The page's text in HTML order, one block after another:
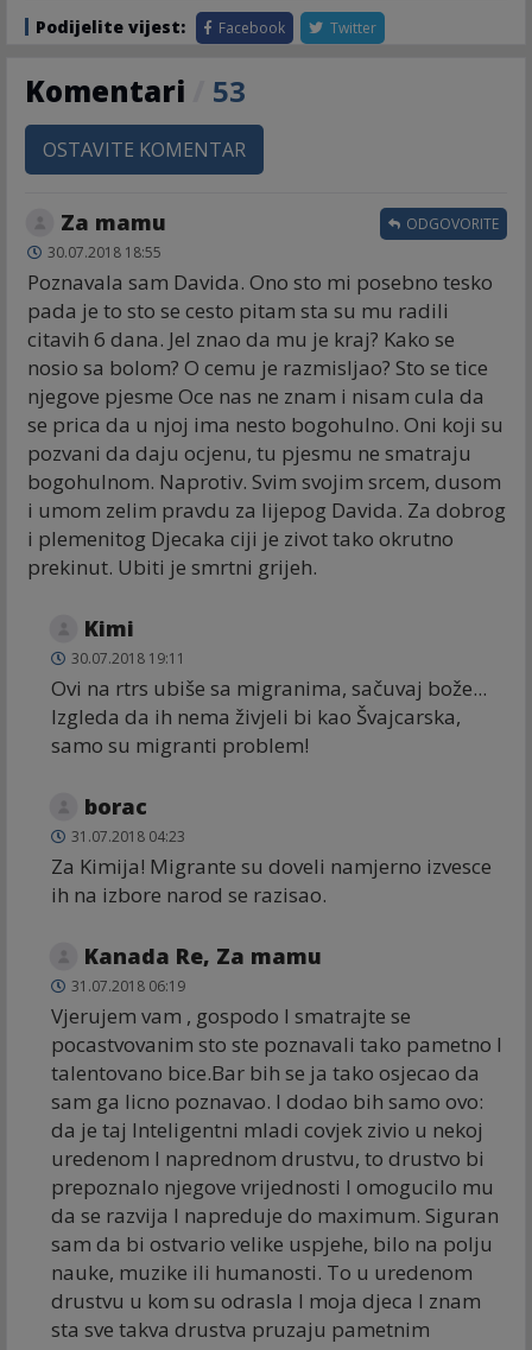
Podijelite vijest: Facebook Twitter
Komentari 53
OSTAVITE KOMENTAR
Za mamu
30.07.2018 18:55
Poznavala sam Davida. Ono sto mi posebno tesko
pada je to sto se cesto pitam sta su mu radili
citavih 6 dana. Jel znao da mu je kraj? Kako se
nosio sa bolom? O cemu je razmisljao? Sto se tice
njegove pjesme Oce nas ne znam i nisam cula da
se prica da u njoj ima nesto bogohulno. Oni koji su
pozvani da daju ocjenu, tu pjesmu ne smatraju
bogohulnom. Naprotiv. Svim svojim srcem, dusom
i umom zelim pravdu za lijepog Davida. Za dobrog
i plemenitog Djecaka ciji je zivot tako okrutno
prekinut. Ubiti je smrtni grijeh.
ODGOVORITE
Kimi
30.07.2018 19:11
Ovi na rtrs ubiše sa migranima, sačuvaj bože...
Izgleda da ih nema živjeli bi kao Švajcarska,
samo su migranti problem!
borac
31.07.2018 04:23
Za Kimija! Migrante su doveli namjerno izvesce
ih na izbore narod se razisao.
Kanada Re, Za mamu
31.07.2018 06:19
Vjerujem vam , gospodo I smatrajte se
pocastvovanim sto ste poznavali tako pametno I
talentovano bice.Bar bih se ja tako osjecao da
sam ga licno poznavao. I dodao bih samo ovo:
da je taj lnteligentni mladi covjek zivio u nekoj
uredenom I naprednom drustvu, to drustvo bi
prepoznalo njegove vrijednosti I omogucilo mu
da se razvija I napreduje do maximum. Siguran
sam da bi ostvario velike uspjehe, bilo na polju
nauke, muzike ili humanosti. To u uredenom
drustvu u kom su odrasla I moja djeca I znam
sta sve takva drustva pruzaju pametnim